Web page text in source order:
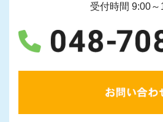
受付時間 9:00～